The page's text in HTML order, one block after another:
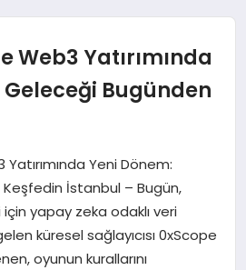
Web3 Yatırımında
Bugünden
Yeni Dönem:
İstanbul – Bugün,
yapay zeka odaklı veri
küresel sağlayıcısı 0xScope
oyunun kurallarını